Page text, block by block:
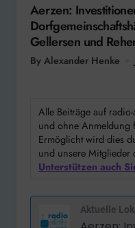
Aerzen:
Gellersen und
By Alexander Henke
Alle Beiträge auf
und ohne Anmeldung
Ermöglicht wird dies
und unsere Mitglieder
Unterstützen auch
Aktuelle